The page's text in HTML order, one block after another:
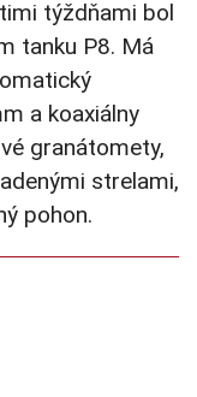
týždňami bol
tanku P8. Má
a koaxiálny
granátomety,
strelami,
pohon.